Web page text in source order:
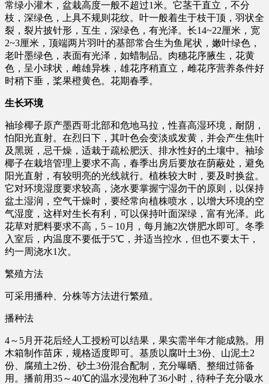
常绿小灌木，盆栽高度一般不超过1米。它茎干直立，不分
枝，深绿色，上具不规则花纹。叶一般着生于枝干顶，羽状全
裂，裂片披针形，互生，深绿色，有光泽。长14~22厘米，宽
2~3厘米，顶端两片羽叶的基部常合生为鱼尾状，嫩叶绿色，
老叶墨绿色，表面有光泽，如蜡制品。肉穗花序腋生，花黄
色，呈小球状，雌雄异株，雄花序稍直立，雌花序营养条件好
时稍下垂，桨果橙黄色。花期春季。
生长环境
袖珍椰子原产墨西哥北部和危地马拉，性喜高湿环境，耐阴，
怕阳光直射。在烈日下，其叶色会变淡或发黄，并会产生焦叶
及黑斑，忌干燥，适栽于疏松肥沃、排水性好的土壤中。袖珍
椰子在栽培管理上要求不高，春季出房后要放在荫蔽处，避免
阳光直射，有较明亮的光线就行。植株较大时，要及时换盆。
它对环境湿度要求较高，浇水要掌握宁湿勿干的原则，以保持
盆土湿润，空气干燥时，要经常向植株喷水，以增大环境的空
气湿度，这样对生长有利，可以保持叶面深绿，富有光泽。此
花草对肥料要求不高，5－10月，每月施2次饼肥水即可。冬季
入室后，内温度不要低于5℃，并适当控水，但也不要太干，
约一周浇水1次。
繁殖方法
可采用播种、分株等方法进行繁殖。
播种法
4～5月开花后经人工授粉可以结果，果实需半年才能成熟。用
木箱制作苗床，规格适度即可。基质以腐叶土3份、山泥土2
份、腐殖土2份、砂土3份混合配制，充分曝晒、整细过筛备
用。播前用35～40℃的温水浸泡种了36小时，待种子充分吸水